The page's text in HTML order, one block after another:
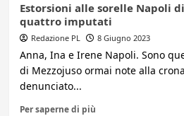
Estorsioni alle sorelle Napoli
quattro imputati
Redazione PL 8 Giugno 2023
Anna, Ina e Irene Napoli. Sono
di Mezzojuso ormai note alla
denunciato...
Per saperne di più